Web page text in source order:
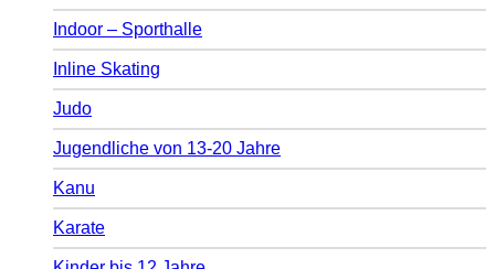
Indoor – Sporthalle
Inline Skating
Judo
Jugendliche von 13-20 Jahre
Kanu
Karate